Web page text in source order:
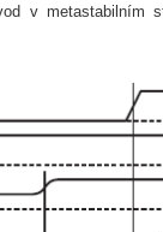
v metastabilním